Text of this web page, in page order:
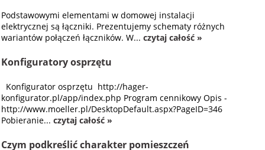
Podstawowymi elementami w domowej instalacji
elektrycznej są łączniki. Prezentujemy schematy różnych
wariantów połączeń łączników. W...czytaj całość »
Konfiguratory osprzętu
Konfigurator osprzętu http://hager-
konfigurator.pl/app/index.php Program cennikowy Opis -
http://www.moeller.pl/DesktopDefault.aspx?PageID=346
Pobieranie...czytaj całość »
Czym podkreślić charakter pomieszczeń